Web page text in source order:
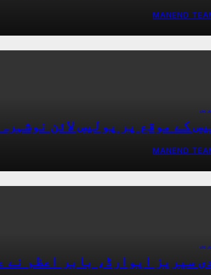
MANEND
کے موقع پر پولیس لائن
MANEND
سیریز ایوارڈ، بابر اعظم نے